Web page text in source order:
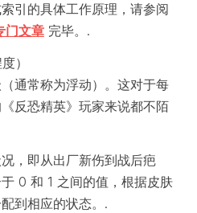
引的具体工作原理，请参阅
门文章完毕。.
）
通常称为浮动）。这对于每
反恐精英》玩家来说都不陌
，即从出厂新伤到战后疤
0 和 1 之间的值，根据皮肤
到相应的状态。.